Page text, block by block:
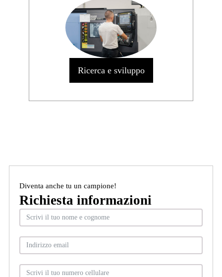
Ricerca e sviluppo
Diventa anche tu un campione!
Richiesta informazioni